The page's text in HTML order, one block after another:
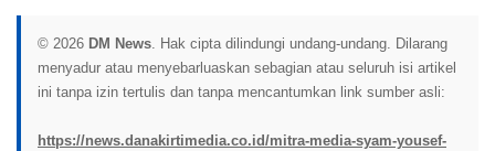
© 2026 DM News. Hak cipta dilindungi undang-undang. Dilarang
menyadur atau menyebarluaskan sebagian atau seluruh isi artikel
ini tanpa izin tertulis dan tanpa mencantumkan link sumber asli:
https://news.danakirtimedia.co.id/mitra-media-syam-yousef-